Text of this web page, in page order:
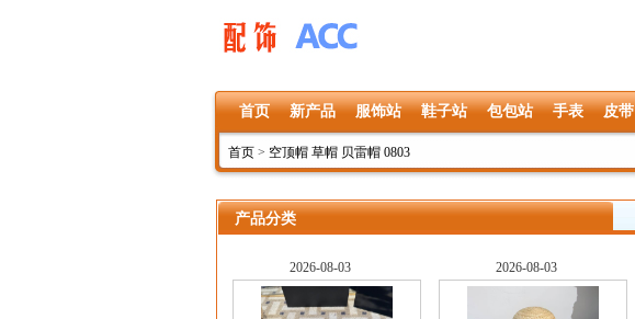
首页 新产品 服饰站 鞋子站 包包站 手表 皮带
首页 > 空顶帽 草帽 贝雷帽 0803
产品分类
2026-08-03 2026-08-03